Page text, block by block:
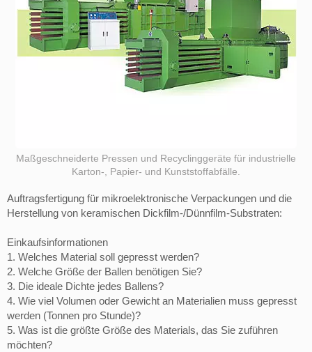
Maßgeschneiderte Pressen und Recyclinggeräte für industrielle
Karton-, Papier- und Kunststoffabfälle.
Auftragsfertigung für mikroelektronische Verpackungen und die
Herstellung von keramischen Dickfilm-/Dünnfilm-Substraten:
Einkaufsinformationen
1. Welches Material soll gepresst werden?
2. Welche Größe der Ballen benötigen Sie?
3. Die ideale Dichte jedes Ballens?
4. Wie viel Volumen oder Gewicht an Materialien muss gepresst
werden (Tonnen pro Stunde)?
5. Was ist die größte Größe des Materials, das Sie zuführen
möchten?